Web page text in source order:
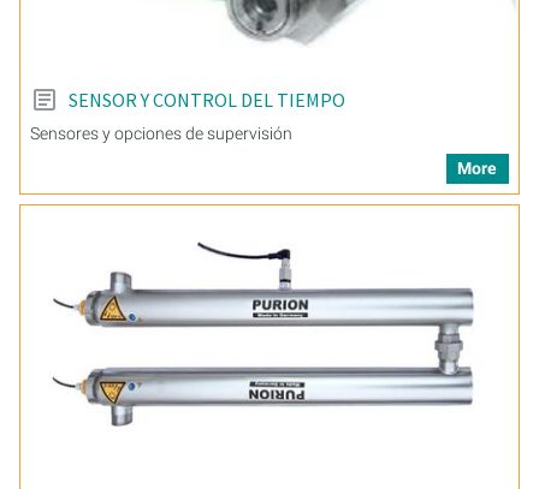
SENSOR Y CONTROL DEL TIEMPO
Sensores y opciones de supervisión
More